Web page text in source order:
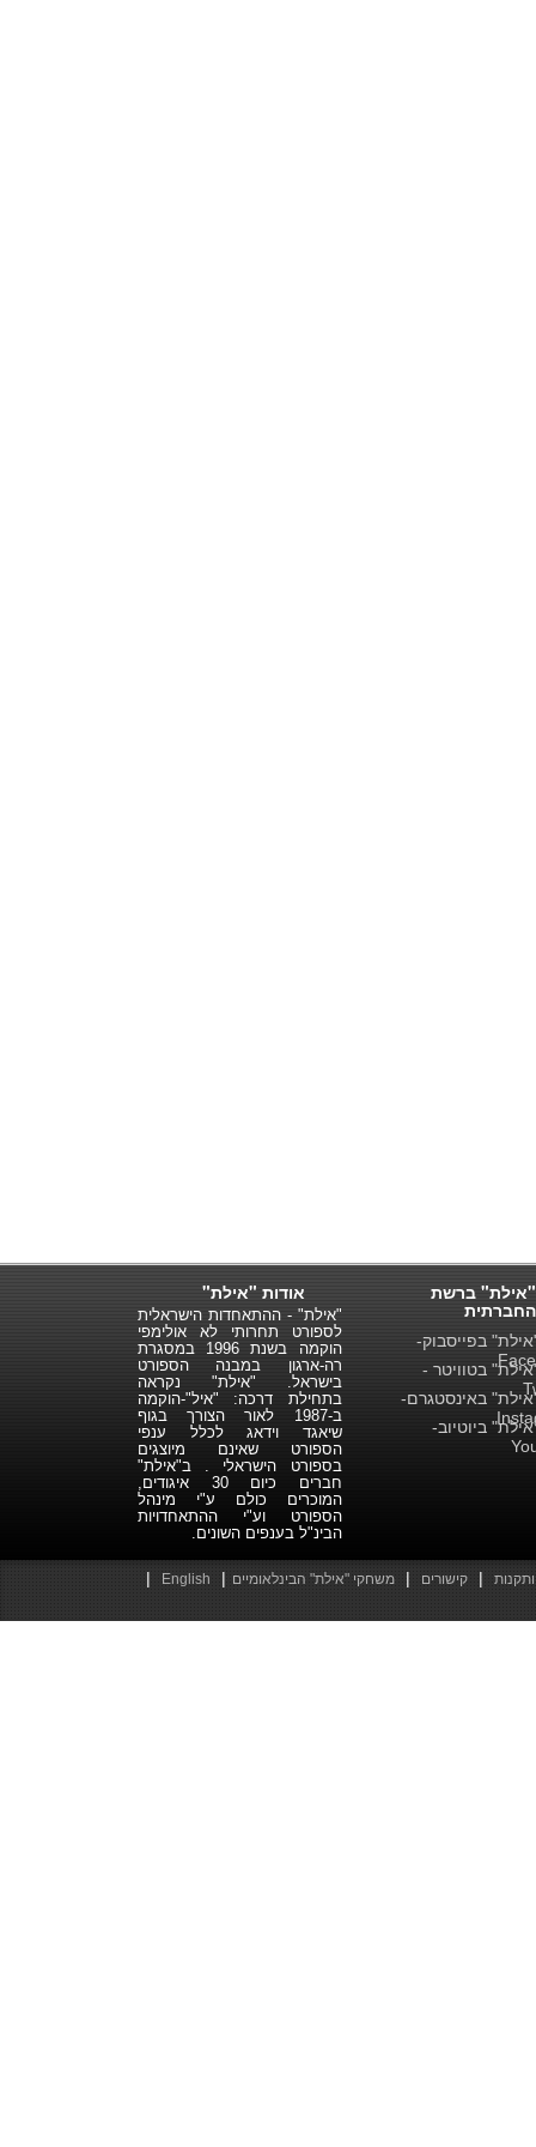
אודות "אילת"
"אילת" - ההתאחדות הישראלית
לספורט תחרותי לא אולימפי
הוקמה בשנת 1996 במסגרת
רה-ארגון במבנה הספורט
בישראל. "אילת" נקראה
בתחילת דרכה: "איל"-הוקמה
ב-1987 לאור הצורך בגוף
שיאגד וידאג לכלל ענפי
הספורט שאינם מיוצגים
בספורט הישראלי . ב"אילת"
חברים כיום 30 איגודים,
המוכרים כולם ע"י מינהל
הספורט וע"י ההתאחדויות
הבינ"ל בענפים השונים.
"אילת" ברשת
החברתית
בפייסבוק-
בטוויטר -
באינסטגרם-
ביוטיוב-
| קישורים | משחקי "אילת" הבינלאומיים |
English
|